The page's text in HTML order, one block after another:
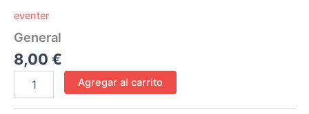
eventer
General
8,00 €
Agregar al carrito